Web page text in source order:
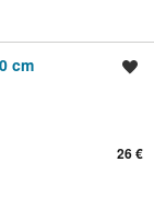
cm
26 €